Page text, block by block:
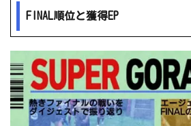
FINAL順位と獲得EP